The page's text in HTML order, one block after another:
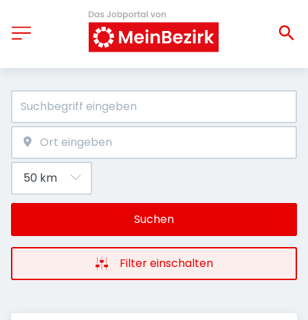
Suchen
Filter einschalten